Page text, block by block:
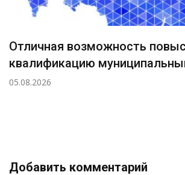
Отличная возможность
квалификацию
05.08.2026
Добавить комментарий